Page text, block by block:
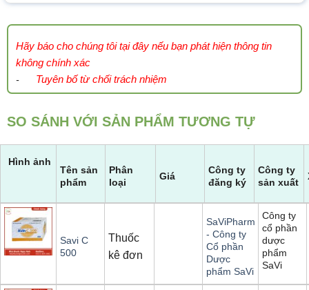
Hãy báo cho chúng tôi tại đây nếu bạn phát hiện thông tin
không chính xác
- Tuyên bố từ chối trách nhiệm
SO SÁNH VỚI SẢN PHẨM TƯƠNG TỰ
Hình ảnh
Tên sản
phẩm
Phân
loại
Giá
Công ty
đăng ký
Công ty
sản xuất
Savi C
500
Thuốc
kê đơn
SaViPharm
- Công ty
Cổ phần
Dược
phẩm SaVi
Công ty
cổ phần
dược
phẩm
SaVi